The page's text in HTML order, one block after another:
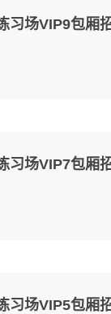
习场VIP9包厢
习场VIP7包厢
习场VIP5包厢